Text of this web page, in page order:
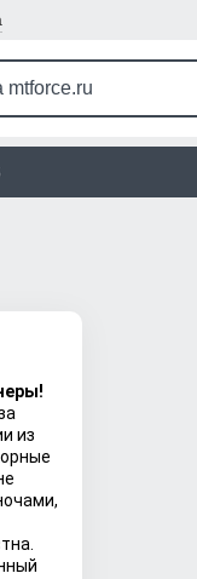
из